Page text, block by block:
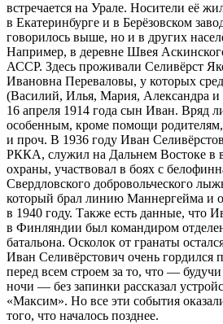
встречается на Урале. Носители её
в Екатеринбурге и в Берёзовском
говорилось выше, но и в других
Например, в деревне Швея Аскин
АССР. Здесь проживали Селивёрст
Ивановна Переваловы, у которых
(Василий, Илья, Мария, Александра
16 апреля 1914 года сын Иван. Вряд
особенным, кроме помощи родителям,
и проч. В 1936 году Иван
РККА, служил на Дальнем Востоке в
охраны, участвовал в боях с
Свердловского добровольческого
который брал линию Маннергейма и
в 1940 году. Также есть данные, что
в Финляндии был командиром
батальона. Осколок от гранаты
Иван Селивёрстович очень гордился
перед всем строем за то, что —
ночи — без запинки рассказал
«Максим». Но все эти события
того, что началось позднее.